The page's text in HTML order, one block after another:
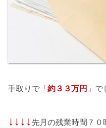
手取りで「 約３３万円 」で
↓↓↓↓ 先月の残業時間７